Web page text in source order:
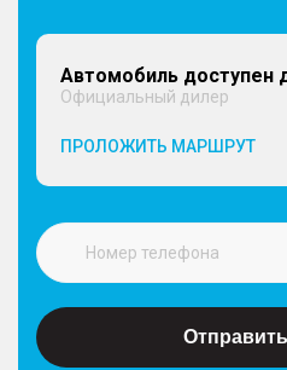
Автомобиль доступен
Официальный дилер
ПРОЛОЖИТЬ МАРШРУТ